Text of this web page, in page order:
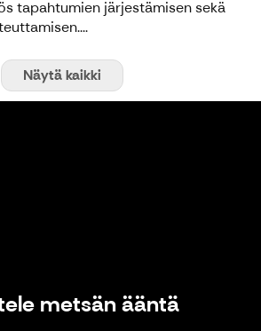
tapahtumien järjestämisen sekä
Näytä kaikki
metsän ääntä